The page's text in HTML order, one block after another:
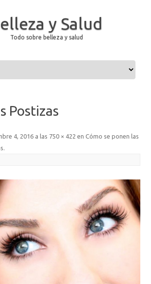
y Salud
Todo sobre belleza y salud
Postizas
4, 2016 a las 750 × 422 en Cómo se ponen las
.